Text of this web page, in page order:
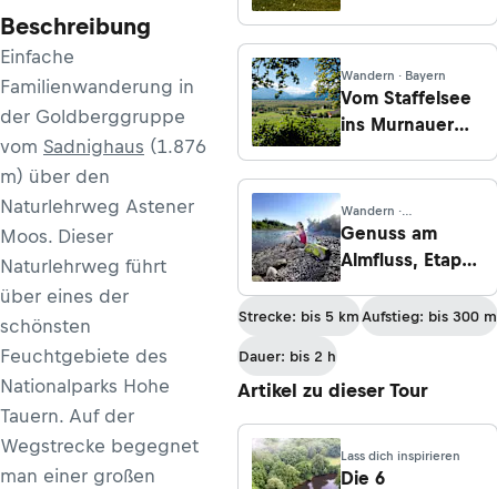
Beschreibung
Einfache
Familienwanderung in
der Goldberggruppe
vom Sadnighaus (1.876
m) über den
Naturlehrweg Astener
Moos. Dieser
Naturlehrweg führt
über eines der
schönsten
Feuchtgebiete des
Nationalparks Hohe
Tauern. Auf der
Wegstrecke begegnet
man einer großen
Wandern · Bayern
Vom Staffelsee
ins Murnauer
Wandern ·
Oberösterreich
Genuss am
Almfluss, Etappe
nach Vorchdorf
Strecke: bis 5 km Aufstieg: bis 300 m
Dauer: bis 2 h
Artikel zu dieser Tour
Lass dich inspirieren
Die 6